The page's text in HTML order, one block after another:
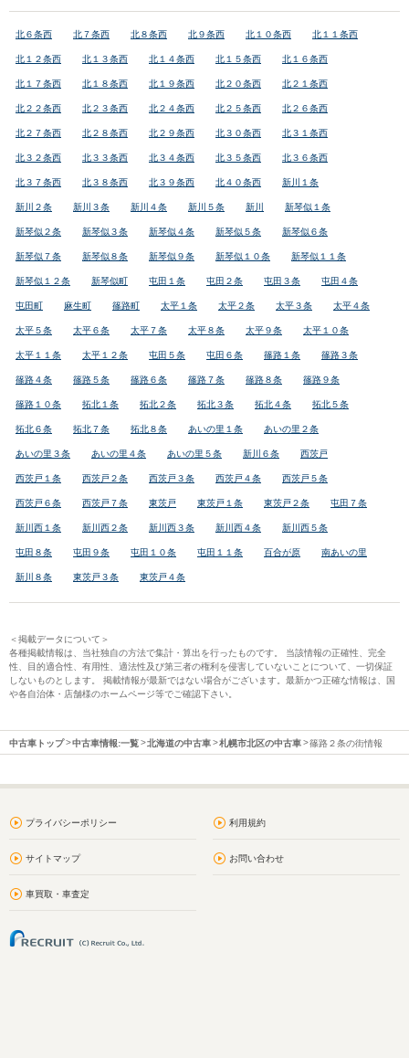
北６条西 北７条西 北８条西 北９条西 北１０条西 北１１条西
北１２条西 北１３条西 北１４条西 北１５条西 北１６条西
北１７条西 北１８条西 北１９条西 北２０条西 北２１条西
北２２条西 北２３条西 北２４条西 北２５条西 北２６条西
北２７条西 北２８条西 北２９条西 北３０条西 北３１条西
北３２条西 北３３条西 北３４条西 北３５条西 北３６条西
北３７条西 北３８条西 北３９条西 北４０条西 新川１条
新川２条 新川３条 新川４条 新川５条 新川 新琴似１条
新琴似２条 新琴似３条 新琴似４条 新琴似５条 新琴似６条
新琴似７条 新琴似８条 新琴似９条 新琴似１０条 新琴似１１条
新琴似１２条 新琴似町 屯田１条 屯田２条 屯田３条 屯田４条
屯田町 麻生町 篠路町 太平１条 太平２条 太平３条 太平４条
太平５条 太平６条 太平７条 太平８条 太平９条 太平１０条
太平１１条 太平１２条 屯田５条 屯田６条 篠路１条 篠路３条
篠路４条 篠路５条 篠路６条 篠路７条 篠路８条 篠路９条
篠路１０条 拓北１条 拓北２条 拓北３条 拓北４条 拓北５条
拓北６条 拓北７条 拓北８条 あいの里１条 あいの里２条
あいの里３条 あいの里４条 あいの里５条 新川６条 西茨戸
西茨戸１条 西茨戸２条 西茨戸３条 西茨戸４条 西茨戸５条
西茨戸６条 西茨戸７条 東茨戸 東茨戸１条 東茨戸２条 屯田７条
新川西１条 新川西２条 新川西３条 新川西４条 新川西５条
屯田８条 屯田９条 屯田１０条 屯田１１条 百合が原 南あいの里
新川８条 東茨戸３条 東茨戸４条
＜掲載データについて＞
各種掲載情報は、当社独自の方法で集計・算出を行ったものです。 当該情報の正確性、完全
性、目的適合性、有用性、適法性及び第三者の権利を侵害していないことについて、一切保証
しないものとします。 掲載情報が最新ではない場合がございます。最新かつ正確な情報は、国
や各自治体・店舗様のホームページ等でご確認下さい。
中古車トップ 中古車情報:一覧 北海道の中古車 札幌市北区の中古車 篠路２条の街情報
プライバシーポリシー 利用規約
サイトマップ お問い合わせ
車買取・車査定